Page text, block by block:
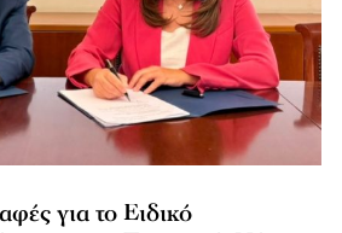
για το Ειδικό